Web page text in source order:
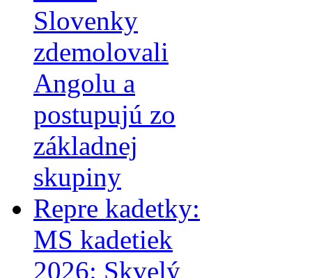
Slovenky
zdemolovali
Angolu a
postupujú zo
základnej
skupiny
Repre kadetky:
MS kadetiek
2026: Skvelý